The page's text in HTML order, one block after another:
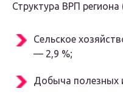
Структура ВРП
Сельское
— 2,9 %;
Добыча полезных